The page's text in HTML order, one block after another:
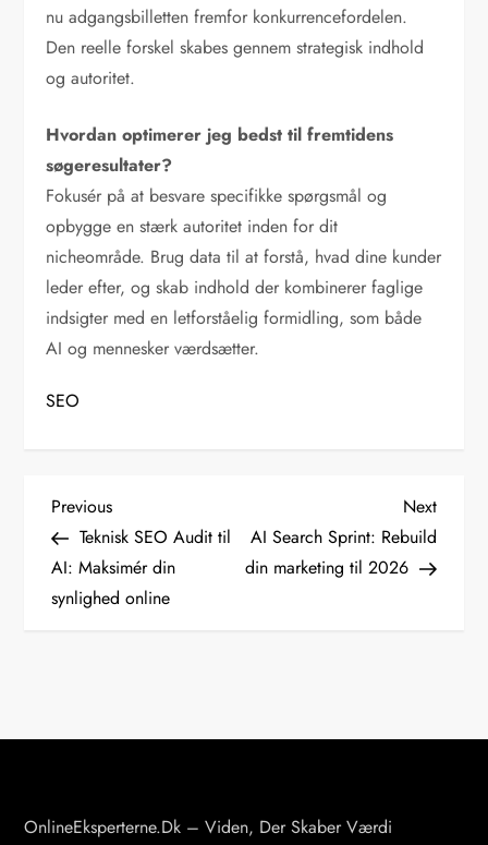
nu adgangsbilletten fremfor konkurrencefordelen.
Den reelle forskel skabes gennem strategisk indhold
og autoritet.
Hvordan optimerer jeg bedst til fremtidens
søgeresultater?
Fokusér på at besvare specifikke spørgsmål og
opbygge en stærk autoritet inden for dit
nicheområde. Brug data til at forstå, hvad dine kunder
leder efter, og skab indhold der kombinerer faglige
indsigter med en letforståelig formidling, som både
AI og mennesker værdsætter.
SEO
I
n
d
g
Previous
Post
Previous
Teknisk SEO Audit til
AI: Maksimér din
synlighed online
Next
Post
Next
AI Search Sprint: Rebuild
din marketing til 2026
OnlineEksperterne.dk – Viden, Der Skaber Værdi